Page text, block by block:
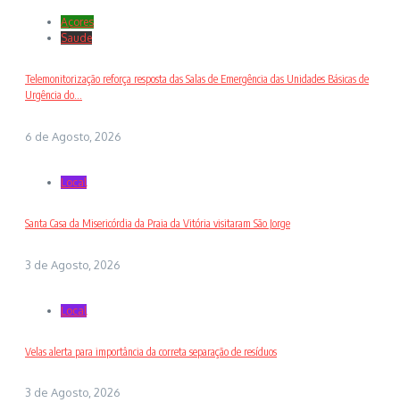
Açores
Saude
Telemonitorização reforça resposta das Salas de Emergência das Unidades Básicas de
Urgência do...
6 de Agosto, 2026
Local
Santa Casa da Misericórdia da Praia da Vitória visitaram São Jorge
3 de Agosto, 2026
Local
Velas alerta para importância da correta separação de resíduos
3 de Agosto, 2026